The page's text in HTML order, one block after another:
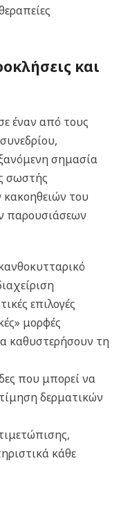
και
έναν από τους
σημασία
σωστής
του
παρουσιάσεων
επιλογές
μορφές
καθυστερήσουν τη
που μπορεί να
δερματικών
κάθε